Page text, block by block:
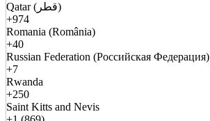
Qatar (قطر)
+974
Romania (România)
+40
Russian Federation (Российская Федерация)
+7
Rwanda
+250
Saint Kitts and Nevis